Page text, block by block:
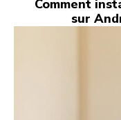
Comment
sur